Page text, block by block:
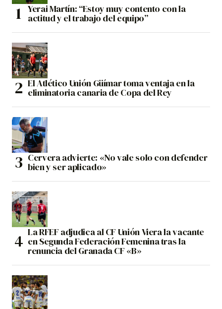
Yerai Martín: “Estoy muy contento con la
actitud y el trabajo del equipo”
El Atlético Unión Güímar toma ventaja en la
eliminatoria canaria de Copa del Rey
Cervera advierte: «No vale solo con defender
bien y ser aplicado»
La RFEF adjudica al CF Unión Viera la vacante
en Segunda Federación Femenina tras la
renuncia del Granada CF «B»